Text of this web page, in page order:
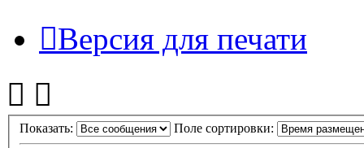
Версия для печати
Показать: Поле сортировки: